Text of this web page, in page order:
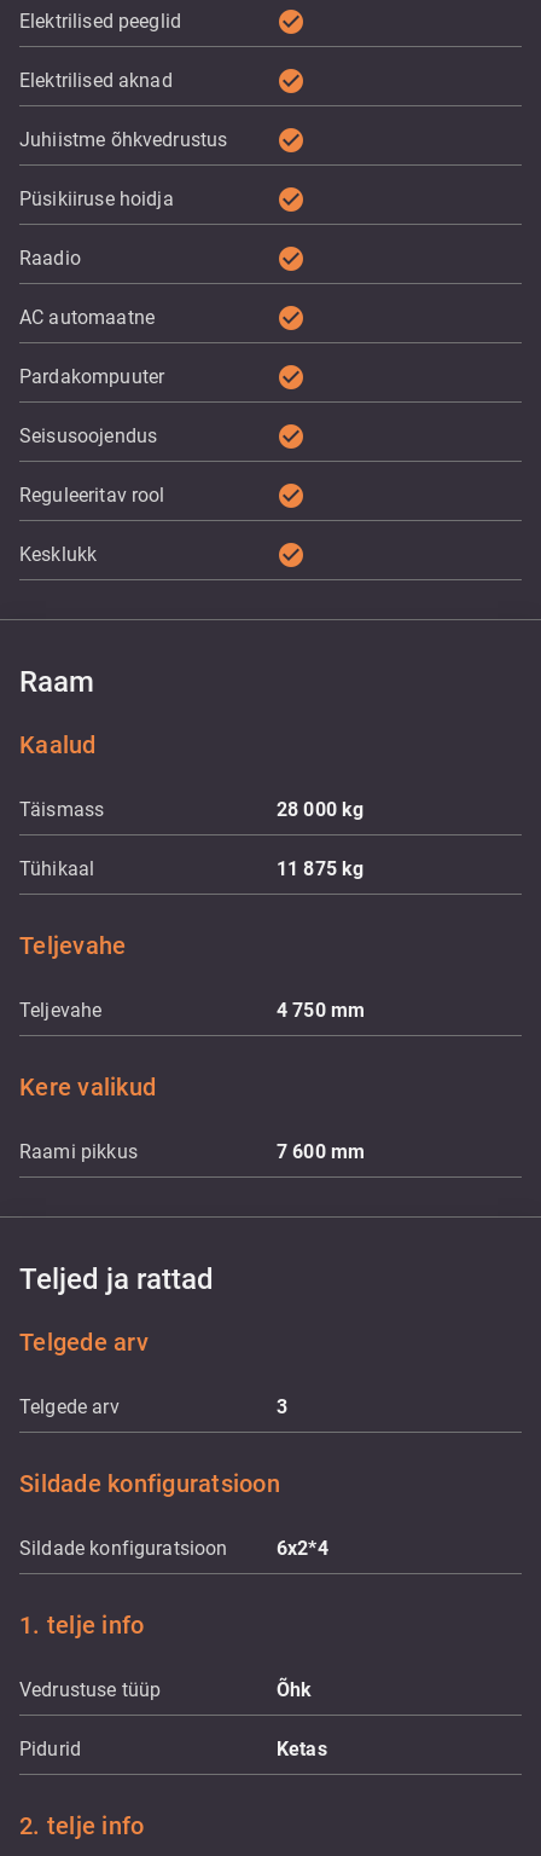
Elektrilised peeglid check_circle
Elektrilised aknad check_circle
Juhiistme õhkvedrustus check_circle
Püsikiiruse hoidja check_circle
Raadio check_circle
AC automaatne check_circle
Pardakompuuter check_circle
Seisusoojendus check_circle
Reguleeritav rool check_circle
Kesklukk check_circle
Raam
Kaalud
Täismass 28 000kg
Tühikaal 11 875kg
Teljevahe
Teljevahe 4 750 mm
Kere valikud
Raami pikkus 7 600 mm
Teljed ja rattad
Telgede arv
Telgede arv 3
Sildade konfiguratsioon
Sildade konfiguratsioon 6x2*4
1. telje info
Vedrustuse tüüp Õhk
Pidurid Ketas
2. telje info